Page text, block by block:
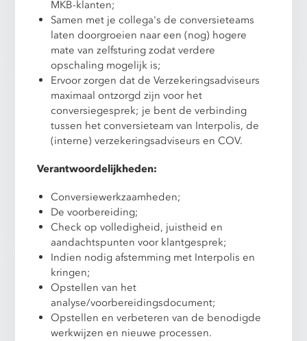
MKB-klanten;
Samen met je collega's de conversieteams
laten doorgroeien naar een (nog) hogere
mate van zelfsturing zodat verdere
opschaling mogelijk is;
Ervoor zorgen dat de Verzekeringsadviseurs
maximaal ontzorgd zijn voor het
conversiegesprek; je bent de verbinding
tussen het conversieteam van Interpolis, de
(interne) verzekeringsadviseurs en COV.
Verantwoordelijkheden:
Conversiewerkzaamheden;
De voorbereiding;
Check op volledigheid, juistheid en
aandachtspunten voor klantgesprek;
Indien nodig afstemming met Interpolis en
kringen;
Opstellen van het
analyse/voorbereidingsdocument;
Opstellen en verbeteren van de benodigde
werkwijzen en nieuwe processen.